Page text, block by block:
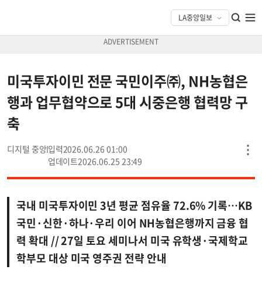
미국투자이민 전문 국민이주㈜, NH농협은
행과 업무협약으로 5대 시중은행 협력망 구
축
디지털 중앙
2026.06.26 01:00
2026.06.25 23:49
국내 미국투자이민 3년 평균 점유율 72.6% 기록…KB
국민·신한·하나·우리 이어 NH농협은행까지 금융 협
력 확대 // 27일 토요 세미나서 미국 유학생·국제학교
학부모 대상 미국 영주권 전략 안내